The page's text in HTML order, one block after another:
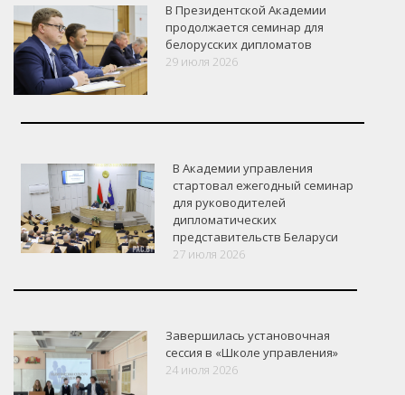
В Президентской Академии
продолжается семинар для
белорусских дипломатов
29 июля 2026
В Академии управления
стартовал ежегодный семинар
для руководителей
дипломатических
представительств Беларуси
27 июля 2026
Завершилась установочная
сессия в «Школе управления»
24 июля 2026